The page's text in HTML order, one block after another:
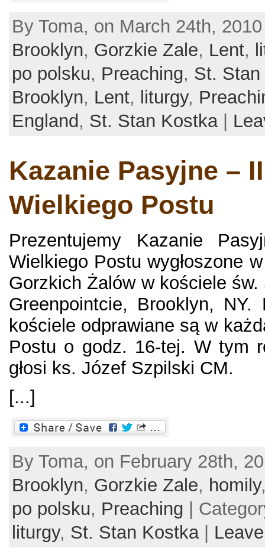
By Toma, on March 24th,
Brooklyn, Gorzkie Zale, Lent,
po polsku, Preaching, St.
Brooklyn, Lent, liturgy,
England , St. Stan Kostka|
Kazanie Pasyjne –
Wielkiego Postu
Prezentujemy Kazanie
Wielkiego Postu wygłoszone
Gorzkich Żalów w kościele św.
Greenpointcie, Brooklyn,
kościele odprawiane są w
Postu o godz. 16-tej. W tym
głosi ks. Józef Szpilski CM.
[...]
By Toma, on February 28th,
Brooklyn, Gorzkie Zale, homily
po polsku, Preaching |
liturgy, St. Stan Kostka|